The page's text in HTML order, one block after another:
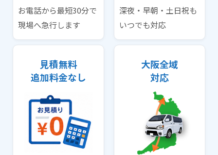
お電話から最短30分で
現場へ急行します
深夜・早朝・土日祝も
いつでも対応
見積無料
追加料金なし
大阪全域
対応